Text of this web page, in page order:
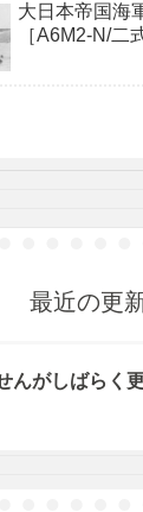
大日本帝国
［A6M2-N/二
最近の更
んがしばらく